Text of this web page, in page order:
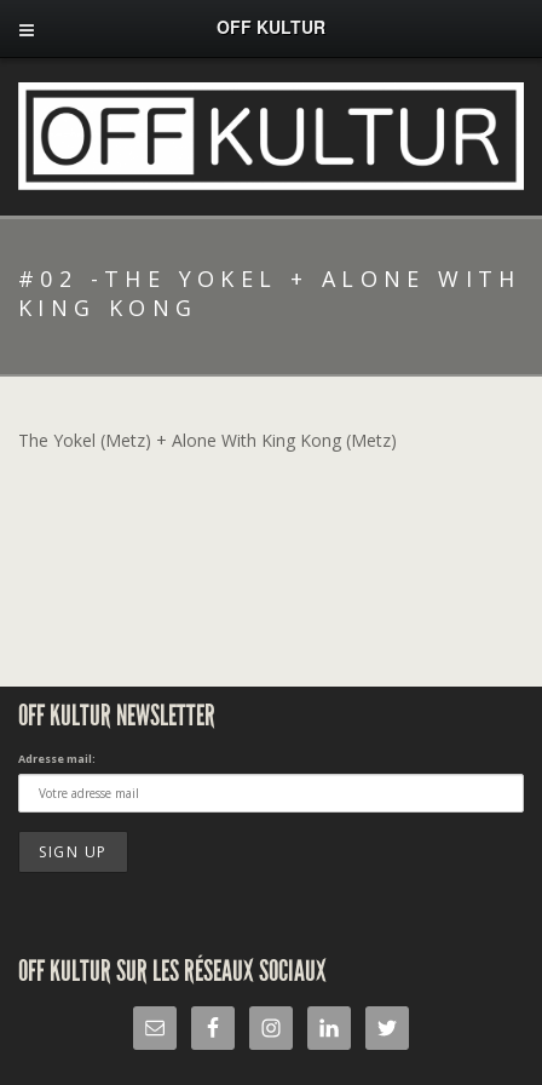
OFF KULTUR
#02 -THE YOKEL + ALONE WITH
KING KONG
The Yokel (Metz) + Alone With King Kong (Metz)
OFF KULTUR NEWSLETTER
Adresse mail:
OFF KULTUR SUR LES RÉSEAUX SOCIAUX